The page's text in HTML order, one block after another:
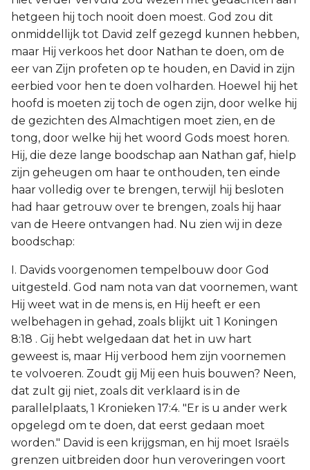
hetgeen hij toch nooit doen moest. God zou dit
onmiddellijk tot David zelf gezegd kunnen hebben,
maar Hij verkoos het door Nathan te doen, om de
eer van Zijn profeten op te houden, en David in zijn
eerbied voor hen te doen volharden. Hoewel hij het
hoofd is moeten zij toch de ogen zijn, door welke hij
de gezichten des Almachtigen moet zien, en de
tong, door welke hij het woord Gods moest horen.
Hij, die deze lange boodschap aan Nathan gaf, hielp
zijn geheugen om haar te onthouden, ten einde
haar volledig over te brengen, terwijl hij besloten
had haar getrouw over te brengen, zoals hij haar
van de Heere ontvangen had. Nu zien wij in deze
boodschap:
I. Davids voorgenomen tempelbouw door God
uitgesteld. God nam nota van dat voornemen, want
Hij weet wat in de mens is, en Hij heeft er een
welbehagen in gehad, zoals blijkt uit 1 Koningen
8:18 . Gij hebt welgedaan dat het in uw hart
geweest is, maar Hij verbood hem zijn voornemen
te volvoeren. Zoudt gij Mij een huis bouwen? Neen,
dat zult gij niet, zoals dit verklaard is in de
parallelplaats, 1 Kronieken 17:4. "Er is u ander werk
opgelegd om te doen, dat eerst gedaan moet
worden." David is een krijgsman, en hij moet Israëls
grenzen uitbreiden door hun veroveringen voort